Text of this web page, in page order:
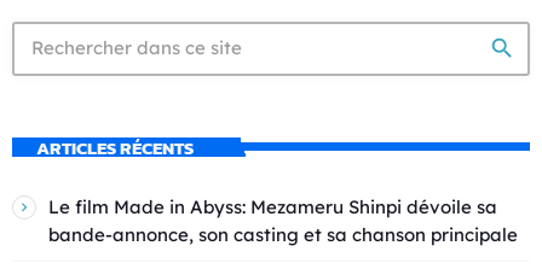
search
ARTICLES RÉCENTS
Le film Made in Abyss: Mezameru Shinpi dévoile sa
bande-annonce, son casting et sa chanson principale